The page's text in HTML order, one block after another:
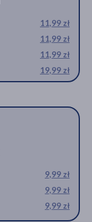
11,99 zł
11,99 zł
11,99 zł
19,99 zł
9,99 zł
9,99 zł
9,99 zł